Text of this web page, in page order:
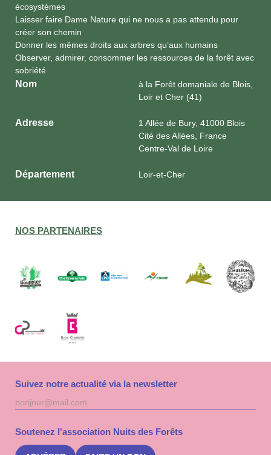
écosystèmes
Laisser faire Dame Nature qui ne nous a pas attendu pour
créer son chemin
Donner les mêmes droits aux arbres qu’aux humains
Observer, admirer, consommer les ressources de la forêt avec
sobriété
Nom
à la Forêt domaniale de Blois,
Loir et Cher (41)
Adresse
1 Allée de Bury, 41000 Blois
Cité des Allées, France
Centre-Val de Loire
Département Loir-et-Cher
NOS PARTENAIRES
Suivez notre actualité via la newsletter
Adresse
mail
à
Soutenez l'association Nuits des Forêts